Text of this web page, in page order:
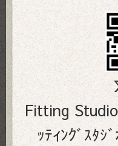
Fitting
ｯﾃｨﾝｸﾞｽﾀｼ